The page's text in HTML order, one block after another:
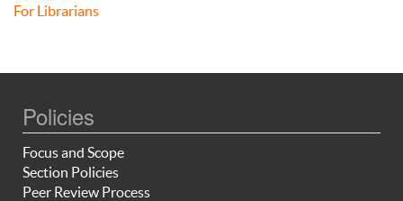
For Librarians
Policies
Focus and Scope
Section Policies
Peer Review Process